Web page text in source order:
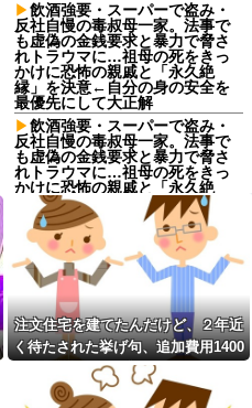
飲酒強要・スーパーで盗み・
反社自慢の毒叔母一家。法事で
も虚偽の金銭要求と暴力で脅さ
れトラウマに…祖母の死をきっ
かけに恐怖の親戚と「永久絶
縁」を決意←自分の身の安全を
最優先にして大正解
飲酒強要・スーパーで盗み・
反社自慢の毒叔母一家。法事で
も虚偽の金銭要求と暴力で脅さ
れトラウマに…祖母の死をきっ
かけに恐怖の親戚と「永久絶
縁」を決意←自分の身の安全を
最優先にして大正解
ジャンポケ斉藤の被害女性
「バウムクーヘン売ったり
TikTokライブしててムカついた
から示談しなかった」←これ
コインランドリーで私物の乾
燥機シートを「ご自由にどうぞ
だろw」と勝手に盗もうとした
DQN夫婦！注意したら「は？名
前かいてないんですけど」と逆
注文住宅を建てたんだけど、２年近
く待たされた挙げ句、追加費用1400
万請求された。流石におかしいよ
ね？